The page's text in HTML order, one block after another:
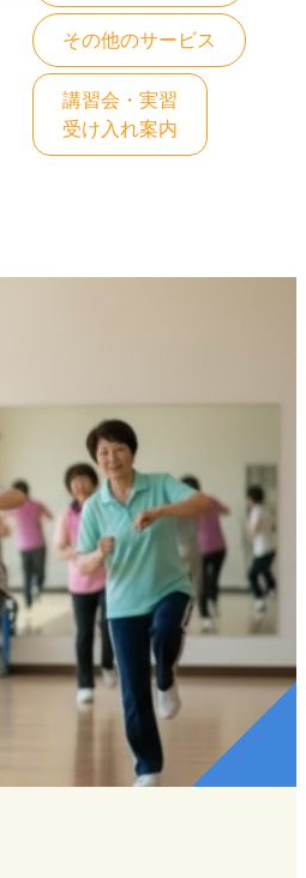
その他のサービス
講習会・実習
受け入れ案内